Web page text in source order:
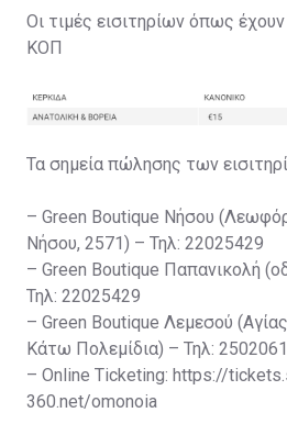
Οι τιμές εισιτηρίων όπως
ΚΟΠ
Τα σημεία πώλησης των
– Green Boutique Νήσου
Νήσου, 2571) – Τηλ: 22025429
– Green Boutique Παπανικολή
Τηλ: 22025429
– Green Boutique Λεμεσού
Κάτω Πολεμίδια) – Τηλ:
– Online Ticketing: https://
360.net/omonoia